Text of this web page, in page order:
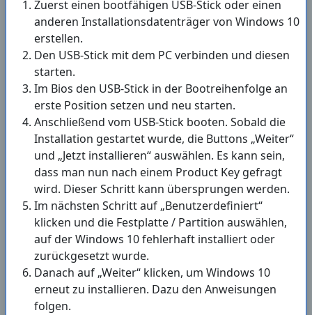
Zuerst einen bootfähigen USB-Stick oder einen
anderen Installationsdatenträger von Windows 10
erstellen.
Den USB-Stick mit dem PC verbinden und diesen
starten.
Im Bios den USB-Stick in der Bootreihenfolge an
erste Position setzen und neu starten.
Anschließend vom USB-Stick booten. Sobald die
Installation gestartet wurde, die Buttons „Weiter“
und „Jetzt installieren“ auswählen. Es kann sein,
dass man nun nach einem Product Key gefragt
wird. Dieser Schritt kann übersprungen werden.
Im nächsten Schritt auf „Benutzerdefiniert“
klicken und die Festplatte / Partition auswählen,
auf der Windows 10 fehlerhaft installiert oder
zurückgesetzt wurde.
Danach auf „Weiter“ klicken, um Windows 10
erneut zu installieren. Dazu den Anweisungen
folgen.